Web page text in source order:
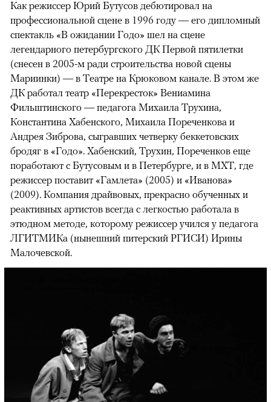
Как режиссер Юрий Бутусов дебютировал на
профессиональной сцене в 1996 году — его дипломный
спектакль «В ожидании Годо» шел на сцене
легендарного петербургского ДК Первой пятилетки
(снесен в 2005-м ради строительства новой сцены
Мариинки) — в Театре на Крюковом канале. В этом же
ДК работал театр «Перекресток» Вениамина
Фильштинского — педагога Михаила Трухина,
Константина Хабенского, Михаила Пореченкова и
Андрея Зиброва, сыгравших четверку беккетовских
бродяг в «Годо». Хабенский, Трухин, Пореченков еще
поработают с Бутусовым и в Петербурге, и в МХТ, где
режиссер поставит «Гамлета» (2005) и «Иванова»
(2009). Компания драйвовых, прекрасно обученных и
реактивных артистов всегда с легкостью работала в
этюдном методе, которому режиссер учился у педагога
ЛГИТМИКа (нынешний питерский РГИСИ) Ирины
Малочевской.